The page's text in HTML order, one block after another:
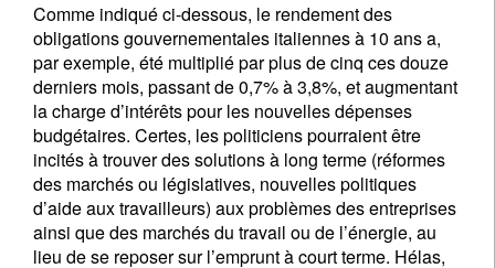
Comme indiqué ci-dessous, le rendement des
obligations gouvernementales italiennes à 10 ans a,
par exemple, été multiplié par plus de cinq ces douze
derniers mois, passant de 0,7% à 3,8%, et augmentant
la charge d’intérêts pour les nouvelles dépenses
budgétaires. Certes, les politiciens pourraient être
incités à trouver des solutions à long terme (réformes
des marchés ou législatives, nouvelles politiques
d’aide aux travailleurs) aux problèmes des entreprises
ainsi que des marchés du travail ou de l’énergie, au
lieu de se reposer sur l’emprunt à court terme. Hélas,